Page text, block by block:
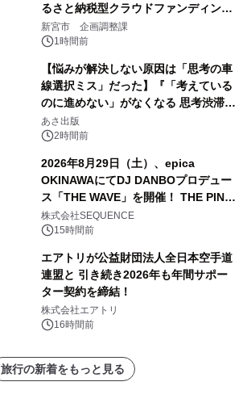
るさと納税型クラウドファンディング
を開始
新宮市 企画調整課
1時間前
【悩みが解決しない原因は「思考の車
線選択ミス」だった】『「考えている
のに進めない」がなくなる 思考渋滞か
ら抜け出す方法』2026年8月25日
（火）発売
あさ出版
2時間前
2026年8月29日（土）、epica
OKINAWAにてDJ DANBOプロデュー
ス「THE WAVE」を開催！ THE PINK
TOKYO所属のPINK DANCERS4名が
出演決定
株式会社SEQUENCE
15時間前
エアトリが公益財団法人全日本空手道
連盟と 引き続き2026年も年間サポー
ター契約を締結！
株式会社エアトリ
16時間前
旅行の新着をもっと見る